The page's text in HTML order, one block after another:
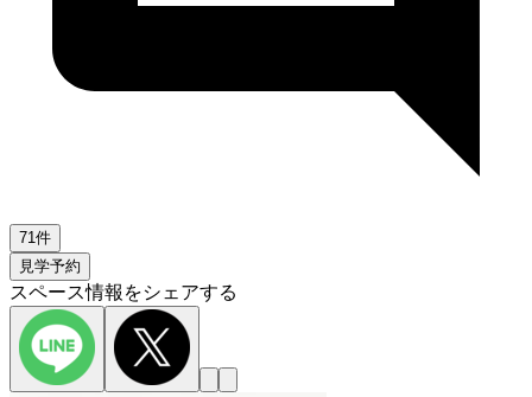
71件
見学予約
スペース情報をシェアする